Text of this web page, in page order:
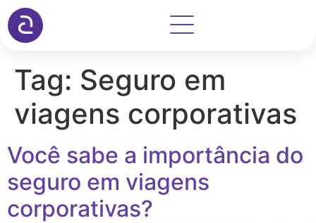
Tag: Seguro em
viagens corporativas
Você sabe a importância do
seguro em viagens
corporativas?